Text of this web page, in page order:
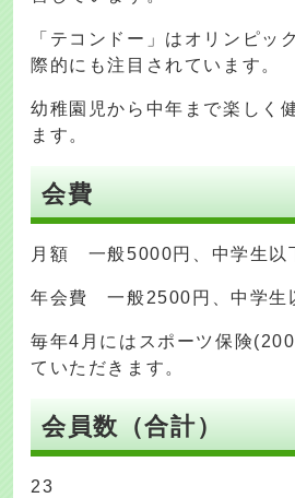
「テコンドー」はオリンピッ
際的にも注目されています。
幼稚園児から中年まで楽しく
ます。
会費
月額 一般5000円、中学生以
年会費 一般2500円、中学
毎年4月にはスポーツ保険
ていただきます。
会員数（合計）
23